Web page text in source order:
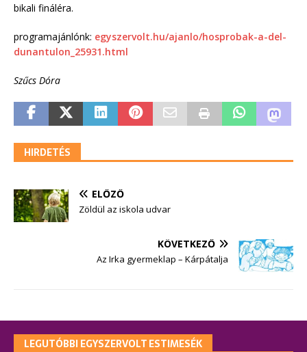
bikali fináléra.
programajánlónk: egyszervolt.hu/ajanlo/hosprobak-a-del-
dunantulon_25931.html
Szűcs Dóra
HIRDETÉS
ELŐZŐ
Zöldül az iskola udvar
KÖVETKEZŐ
Az Irka gyermeklap – Kárpátalja
LEGUTÓBBI EGYSZERVOLT ESTIMESÉK